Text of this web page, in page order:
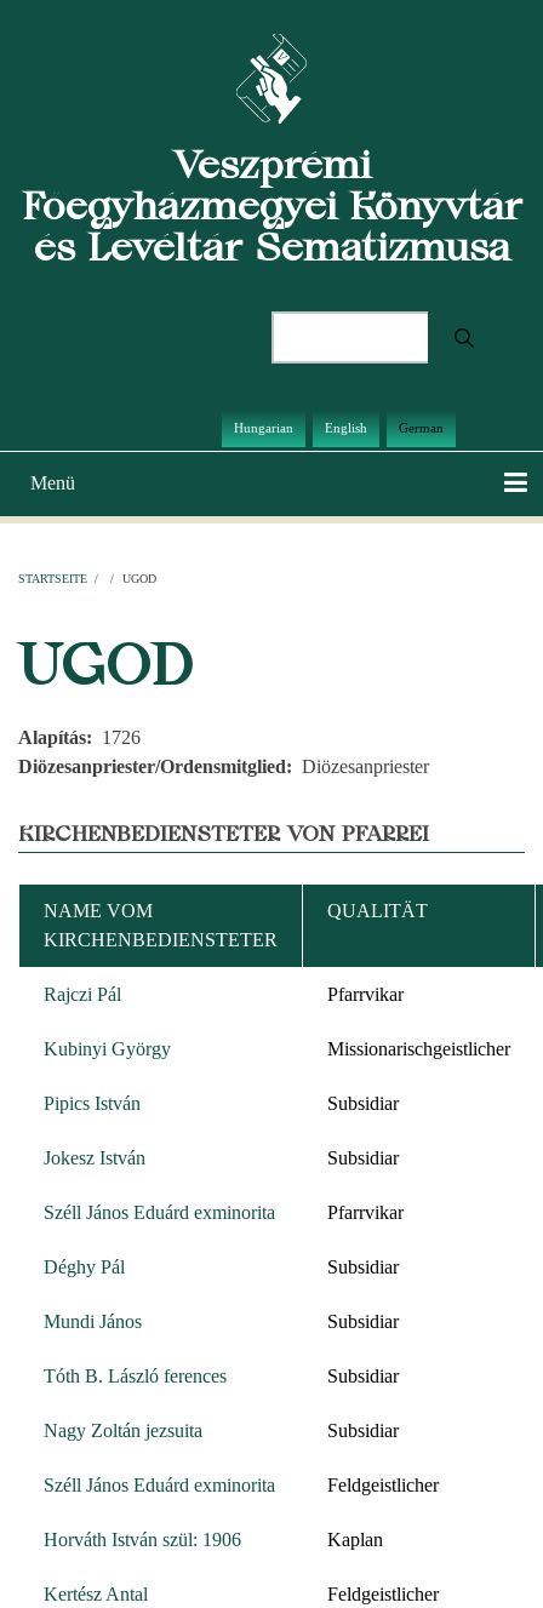
Veszprémi
Főegyházmegyei Könyvtár
és Levéltár Sematizmusa
Hungarian English German
Hauptnavigation
Menü
STARTSEITE / / UGOD
UGOD
Alapítás
1726
Diözesanpriester/Ordensmitglied
Diözesanpriester
KIRCHENBEDIENSTETER VON PFARREI
NAME VOM
KIRCHENBEDIENSTETER
QUALITÄT
Rajczi Pál Pfarrvikar
Kubinyi György Missionarischgeistlicher
Pipics István Subsidiar
Jokesz István Subsidiar
Széll János Eduárd exminorita Pfarrvikar
Déghy Pál Subsidiar
Mundi János Subsidiar
Tóth B. László ferences Subsidiar
Nagy Zoltán jezsuita Subsidiar
Széll János Eduárd exminorita Feldgeistlicher
Horváth István szül: 1906 Kaplan
Kertész Antal Feldgeistlicher